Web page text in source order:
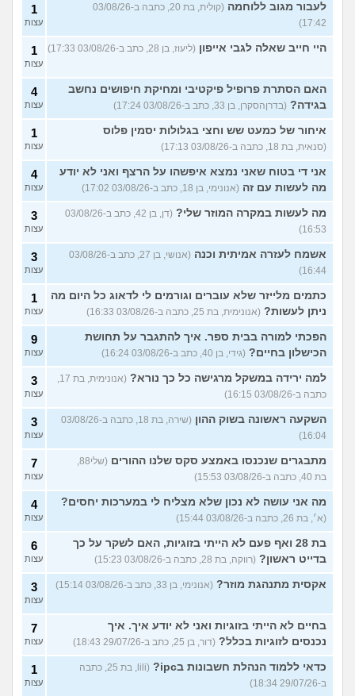
לעבור מגוב ללוחמה
(קולית, בת 20, כתבה ב-03/08/26
17:42)
1
עצות
היי חייב שאלה לגבי אייפון (ליעוז, בן 28, כתב ב-03/08/26 17:33) 1
עצות
האם הסתרת פרופיל פיקטיבי ומחיקת חיפושים נחשב
בגידה? (בדרןהסקרן, בן 33, כתב ב-03/08/26 17:24)
4
עצות
איחור של כמעט שש וחצי בגלולות יסמין פלוס
(סנאית, בת 18, כתבה ב-03/08/26 17:13)
1
עצות
אני די בטוח שאני נמצא איפשהו על הרצף ואני לא יודע
מה לעשות עם זה (אנונימי, בן 18, כתב ב-03/08/26 17:02)
4
עצות
מה לעשות במקרה המוזר שלי?
(דן, בן 42, כתב ב-03/08/26
16:53)
3
עצות
אשמח לעזרה אמיתית וכנה
(אנושי, בן 27, כתב ב-03/08/26
16:44)
3
עצות
כתמים מלייזר שלא עוברים וגורמים לי לדאוג כל היום מה
ניתן לעשות? (אנונימית, בת 25, כתבה ב-03/08/26 16:33)
1
עצות
הפכתי למורה בבית ספר. איך להתגבר על תחושת
הכישלון בחיים? (גידי, בן 40, כתב ב-03/08/26 16:24)
9
עצות
למה ירידה במשקל מרגישה כל כך נורא?
(אנונימית, בת 17,
כתבה ב-03/08/26 16:15)
3
עצות
השקעה ראשונה בשוק ההון
(שירה, בת 18, כתבה ב-03/08/26
16:04)
3
עצות
מתבגרים שנכנסו באמצע סקס שלנו ההורים
(שלי88,
בת 40, כתבה ב-03/08/26 15:53)
7
עצות
מה אני עושה לא נכון שלא מצליח לי במערכות יחסים?
(א׳, בת 26, כתבה ב-03/08/26 15:44)
4
עצות
בת 28 ואף פעם לא הייתי בזוגיות, האם לשקר על כך
בדייט ראשון? (רווקה, בת 28, כתבה ב-03/08/26 15:23)
6
עצות
אקסית מתנהגת מוזר? (אנונימי, בן 33, כתב ב-03/08/26 15:14) 3
עצות
בחיים לא הייתי בזוגיות ואני לא יודע איך. איך
נכנסים לזוגיות בכלל? (דור, בן 25, כתב ב-29/07/26 18:43)
7
עצות
כדאי ללמוד הנהלת חשבונות בipc?
(lili, בת 25, כתבה
ב-29/07/26 18:34)
1
עצות